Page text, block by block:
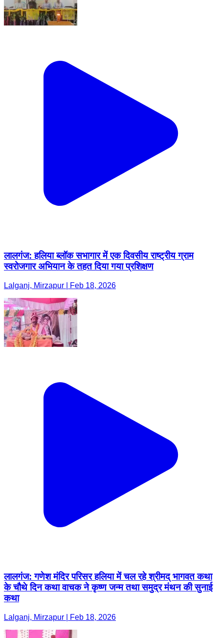
लालगंज: हलिया ब्लॉक सभागार में एक दिवसीय राष्ट्रीय ग्राम
स्वरोजगार अभियान के तहत दिया गया प्रशिक्षण
Lalganj, Mirzapur | Feb 18, 2026
लालगंज: गणेश मंदिर परिसर हलिया में चल रहे श्रीमद् भागवत कथा
के चौथे दिन कथा वाचक ने कृष्ण जन्म तथा समुद्र मंथन की सुनाई
कथा
Lalganj, Mirzapur | Feb 18, 2026